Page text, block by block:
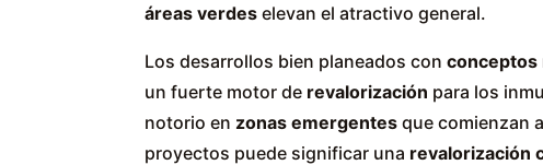
áreas verdes elevan el atractivo general.
Los desarrollos bien planeados con conceptos
un fuerte motor de revalorización para los
notorio en zonas emergentes que comienzan
proyectos puede significar una revalorización